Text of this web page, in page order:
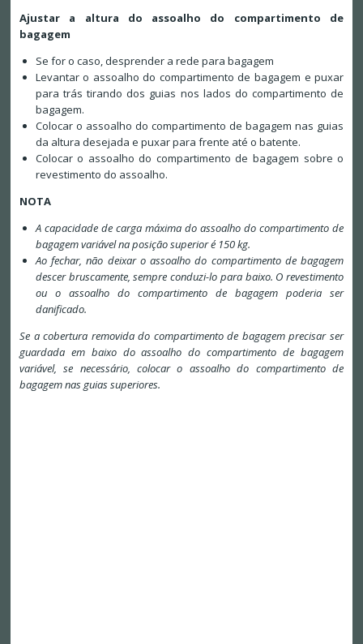
Ajustar a altura do assoalho do compartimento de
bagagem
Se for o caso, desprender a rede para bagagem
Levantar o assoalho do compartimento de bagagem e puxar
para trás tirando dos guias nos lados do compartimento de
bagagem.
Colocar o assoalho do compartimento de bagagem nas guias
da altura desejada e puxar para frente até o batente.
Colocar o assoalho do compartimento de bagagem sobre o
revestimento do assoalho.
NOTA
A capacidade de carga máxima do assoalho do compartimento de
bagagem variável na posição superior é 150 kg.
Ao fechar, não deixar o assoalho do compartimento de bagagem
descer bruscamente, sempre conduzi-lo para baixo. O revestimento
ou o assoalho do compartimento de bagagem poderia ser
danificado.
Se a cobertura removida do compartimento de bagagem precisar ser
guardada em baixo do assoalho do compartimento de bagagem
variável, se necessário, colocar o assoalho do compartimento de
bagagem nas guias superiores.